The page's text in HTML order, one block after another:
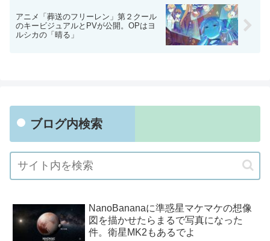
アニメ「葬送のフリーレン」第２クール
のキービジュアルとPVが公開。OPはヨ
ルシカの「晴る」
ブログ内検索
NanoBananaに準惑星マケマケの想像
図を描かせたらまるで写真になった
件。衛星MK2もあるでよ